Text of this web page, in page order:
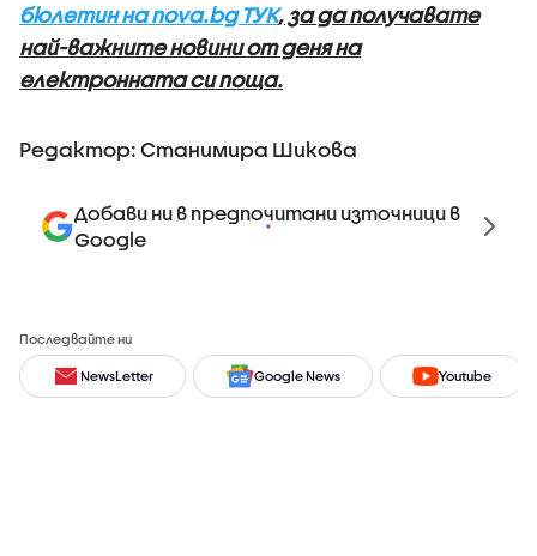
бюлетин на nova.bg ТУК, за да получавате
най-важните новини от деня на
електронната си поща.
Редактор: Станимира Шикова
Добави ни в предпочитани източници в
Google
Последвайте ни
NewsLetter Google News Youtube